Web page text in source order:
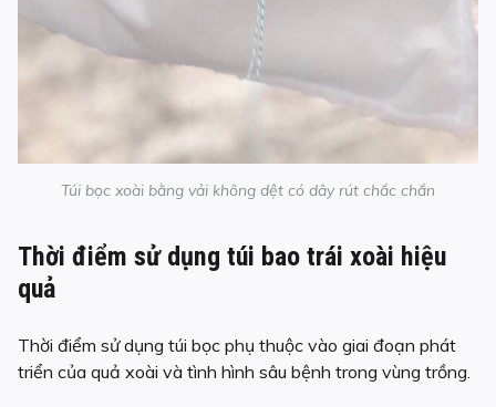
Túi bọc xoài bằng vải không dệt có dây rút chắc chắn
Thời điểm sử dụng túi bao trái xoài hiệu
quả
Thời điểm sử dụng túi bọc phụ thuộc vào giai đoạn phát
triển của quả xoài và tình hình sâu bệnh trong vùng trồng.